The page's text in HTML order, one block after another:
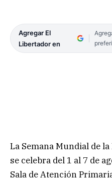
Agregar El
Libertador en
La Semana Mundial de
se celebra del 1 al 7 de
Sala de Atención